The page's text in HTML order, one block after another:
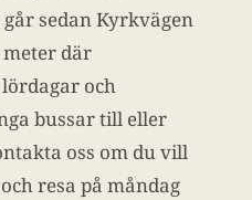
sedan Kyrkvägen
där
lördagar och
bussar till eller
oss om du vill
resa på måndag